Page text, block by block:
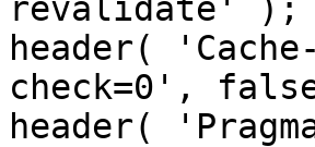
revalidate' );
header(
check=0',
header(